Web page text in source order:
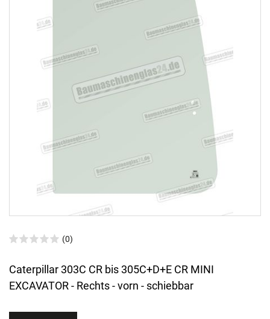
(0)
Caterpillar 303C CR bis 305C+D+E CR MINI
EXCAVATOR - Rechts - vorn - schiebbar